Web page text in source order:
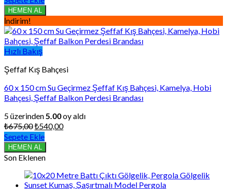
₺720,00.
₺576,00.
HEMEN AL
İndirim!
Hızlı Bakış
Şeffaf Kış Bahçesi
60 x 150 cm Su Geçirmez Şeffaf Kış Bahçesi, Kamelya, Hobi
Bahçesi, Şeffaf Balkon Perdesi Brandası
5 üzerinden 5.00oy aldı
₺675,00Orijinal
fiyat:
₺675,00.
₺540,00Şu
Sepete Ekle
HEMEN AL
Son Eklenen